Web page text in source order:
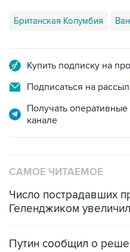
Британская Колумбия
Купить подписку на
Подписаться на
Получать
канале
САМОЕ ЧИТАЕМОЕ
Число пострадавших
Геленджиком
Путин сообщил о